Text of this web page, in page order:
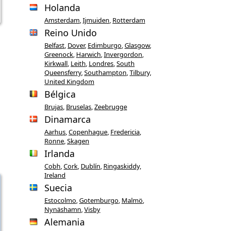
Holanda
Amsterdam Ijmuiden Rotterdam
Reino Unido
Belfast Dover, Edimburgo Glasgow,
Greenock Harwich Invergordon
Kirkwall Leith Londres South
Queensferry, Southampton Tilbury,
United Kingdom
Bélgica
Brujas Bruselas Zeebrugge
Dinamarca
Aarhus Copenhague Fredericia
Ronne Skagen
Irlanda
Cobh Cork Dublín Ringaskiddy,
Ireland
Suecia
Estocolmo Gotemburgo Malmö
Nynäshamn Visby
Alemania